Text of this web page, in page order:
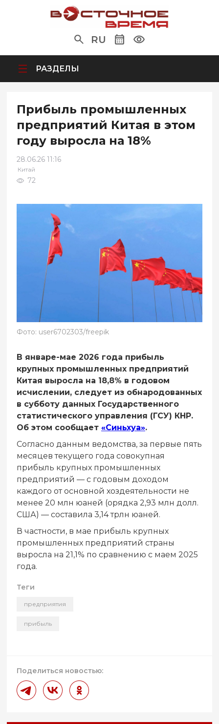
RU
РАЗДЕЛЫ
Прибыль промышленных
предприятий Китая в этом
году выросла на 18%
28.06.26 11:16
Китай
72
Фото: user6702303/freepik
В январе-мае 2026 года прибыль
крупных промышленных предприятий
Китая выросла на 18,8% в годовом
исчислении, следует из обнародованных
в субботу данных Государственного
статистического управления (ГСУ) КНР.
Об этом сообщает «Синьхуа».
Согласно данным ведомства, за первые пять
месяцев текущего года совокупная
прибыль крупных промышленных
предприятий — с годовым доходом
каждого от основной хоздеятельности не
менее 20 млн юаней (орядка 2,93 млн долл.
США) — составила 3,14 трлн юаней.
В частности, в мае прибыль крупных
промышленных предприятий страны
выросла на 21,1% по сравнению с маем 2025
года.
Теги
предприятия
прибыль
Поделиться новостью: